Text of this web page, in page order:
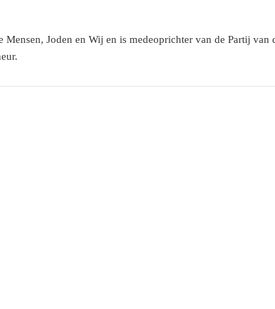
Joden en Wij en is medeoprichter van de Partij van